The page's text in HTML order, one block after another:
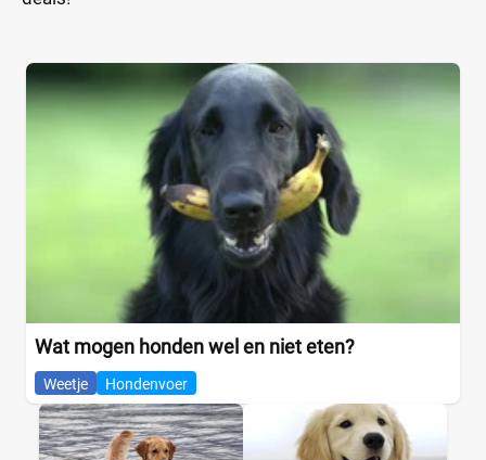
Wat mogen honden wel en niet eten?
Weetje Hondenvoer